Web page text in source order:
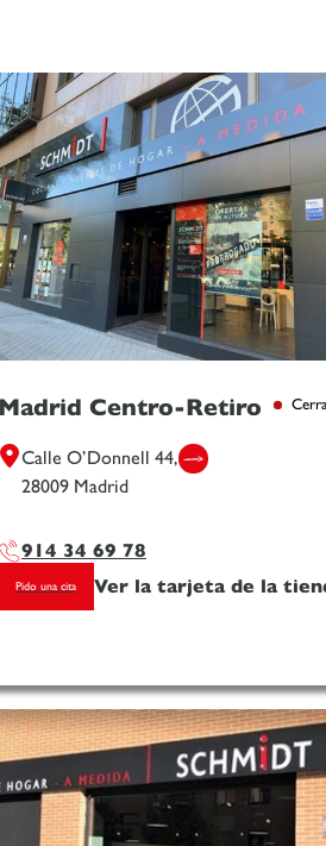
Madrid Centro-Retiro
Calle O’Donnell 44,
28009 Madrid
914 34 69 78
Pido una cita Ver la tarjeta de la